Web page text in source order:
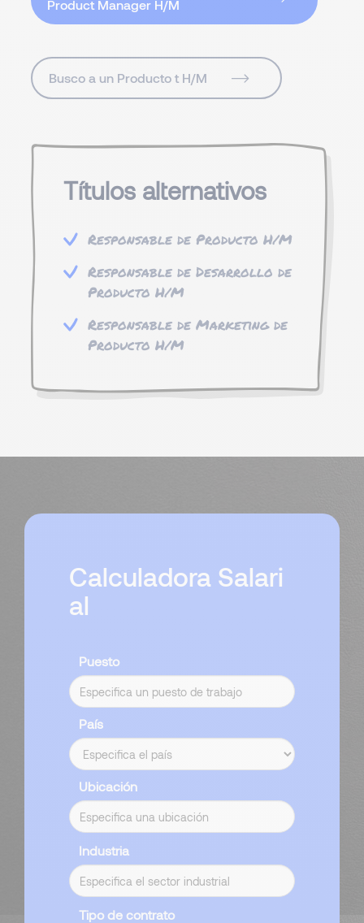
Product Manager H/M
Busco a un Producto t H/M
Títulos alternativos
Responsable de Producto H/M
Responsable de Desarrollo de
Producto H/M
Responsable de Marketing de
Producto H/M
Calculadora Salari
al
Puesto
País
Ubicación
Industria
Tipo de contrato